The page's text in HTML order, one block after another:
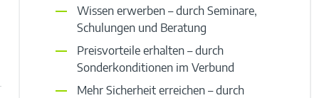
Wissen erwerben – durch Seminare,
Schulungen und Beratung
Preisvorteile erhalten – durch
Sonderkonditionen im Verbund
Mehr Sicherheit erreichen – durch